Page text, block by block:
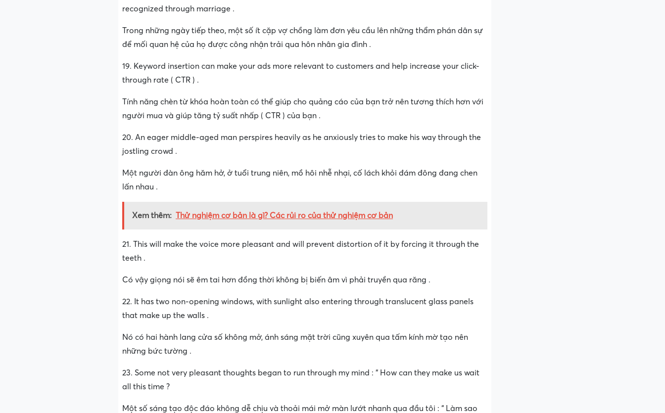
recognized through marriage .
Trong những ngày tiếp theo, một số ít cặp vợ chồng làm đơn yêu cầu lên những thẩm phán dân sự
để mối quan hệ của họ được công nhận trải qua hôn nhân gia đình .
19. Keyword insertion can make your ads more relevant to customers and help increase your click-
through rate ( CTR ) .
Tính năng chèn từ khóa hoàn toàn có thể giúp cho quảng cáo của bạn trở nên tương thích hơn với
người mua và giúp tăng tỷ suất nhấp ( CTR ) của bạn .
20. An eager middle-aged man perspires heavily as he anxiously tries to make his way through the
jostling crowd .
Một người đàn ông hăm hở, ở tuổi trung niên, mồ hôi nhễ nhại, cố lách khỏi đám đông đang chen
lấn nhau .
Xem thêm: Thử nghiệm cơ bản là gì? Các rủi ro của thử nghiệm cơ bản
21. This will make the voice more pleasant and will prevent distortion of it by forcing it through the
teeth .
Có vậy giọng nói sẽ êm tai hơn đồng thời không bị biến âm vì phải truyền qua răng .
22. It has two non-opening windows, with sunlight also entering through translucent glass panels
that make up the walls .
Nó có hai hành lang cửa số không mở, ánh sáng mặt trời cũng xuyên qua tấm kính mờ tạo nên
những bức tường .
23. Some not very pleasant thoughts began to run through my mind : “ How can they make us wait
all this time ?
Một số sáng tạo độc đáo không dễ chịu và thoải mái mở màn lướt nhanh qua đầu tôi : “ Làm sao